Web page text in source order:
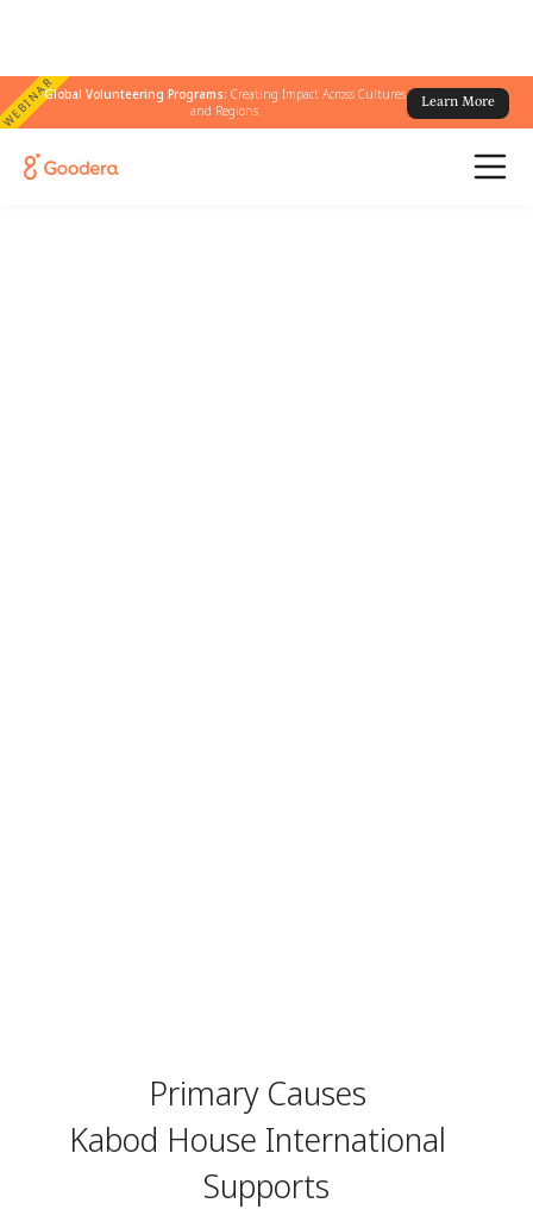
WEBINARGlobal Volunteering Programs: Creating Impact Across Cultures
and Regions
Learn More
Primary Causes
Kabod House International
Supports